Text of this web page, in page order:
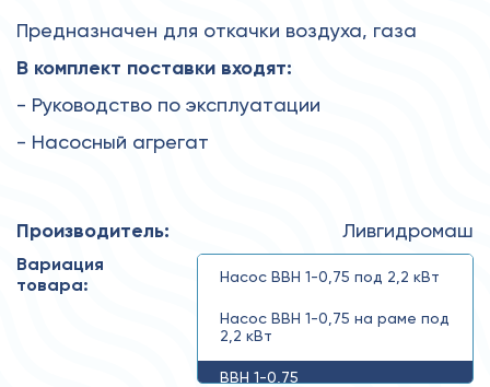
Предназначен для откачки воздуха, газа
В комплект поставки входят:
- Руководство по эксплуатации
- Насосный агрегат
Производитель: Ливгидромаш
Вариация
товара:
Насос ВВН 1-0,75 под 2,2 кВт
Насос ВВН 1-0,75 на раме под
2,2 кВт
ВВН 1-0,75